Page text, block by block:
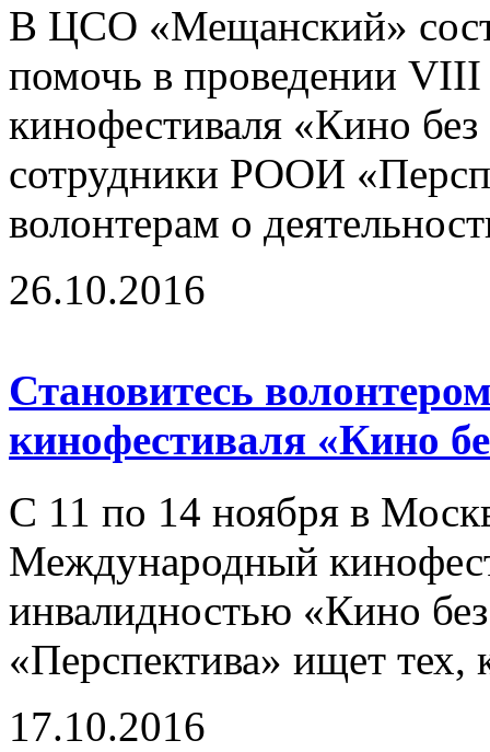
В ЦСО «Мещанский»
помочь в проведении
кинофестиваля «Кино
сотрудники РООИ
волонтерам о
26.10.2016
Становитесь
кинофестиваля «Кино
С 11 по 14 ноября в
Международный
инвалидностью «Кино
«Перспектива» ищет тех,
17.10.2016